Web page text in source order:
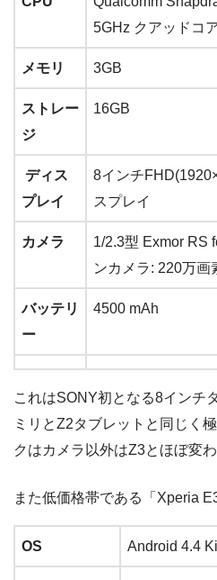
5GHz クアッドコ
メモリ 3GB
ストレー
ジ
16GB
ディス
プレイ
8インチ
スプレイ
カメラ
1/2.3型 Exmor RS
ンカメラ: 220万画
バッテリ
ー
4500 mAh
これはSONY初となる8インチ
ミリとZ2タブレットと同じく
クはカメラ以外はZ3とほぼ変わ
また低価格帯である「Xperia
OS Android 4.4